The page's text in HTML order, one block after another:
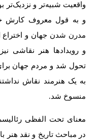
واقعیت شبیه‌تر و نزدیک‌تر
و به قول معروف کارش
مدرن شدن جهان و اختراع
و رویدادها هنر نقاشی
تحول شد و مردم جهان
به یک هنرمند نقاش
منسوخ شد.
معنای تحت الفظی
در مباحث تاریخ و نقد هنر